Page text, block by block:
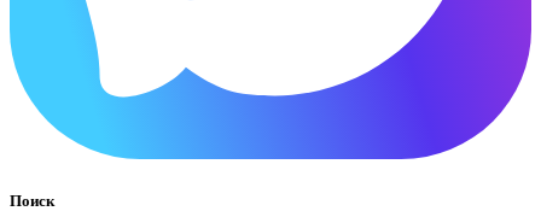
Поиск